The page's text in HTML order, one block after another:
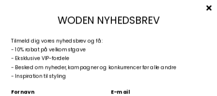
Log ind
Kurv
Zoom
WODEN NYHEDSBREV
Tilmeld dig vores nyhedsbrev og få:
- 10% rabat på velkomstgave
- Eksklusive VIP-fordele
- Besked om nyheder, kampagner og konkurrencer før alle andre
- Inspiration til styling
Fornavn E-mail